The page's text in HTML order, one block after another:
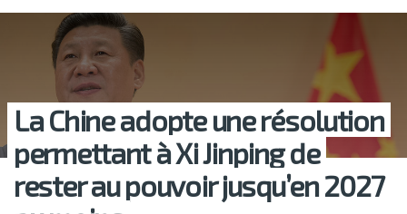
La Chine adopte une résolution
permettant à Xi Jinping de
rester au pouvoir jusqu’en 2027